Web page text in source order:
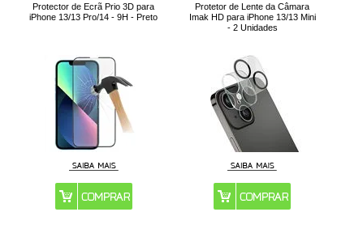
Protector de Ecrã Prio 3D para
iPhone 13/13 Pro/14 - 9H - Preto
Protetor de Lente da Câmara
Imak HD para iPhone 13/13 Mini
- 2 Unidades